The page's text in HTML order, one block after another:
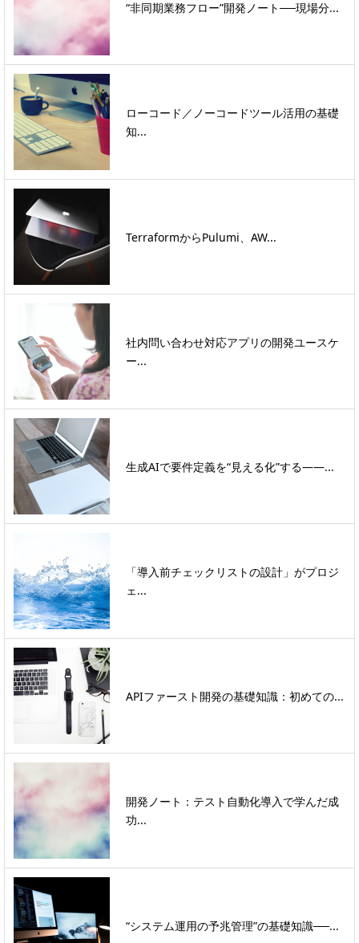
“非同期業務フロー”開発ノート──現場分...
ローコード／ノーコードツール活用の基礎
知...
TerraformからPulumi、AW...
社内問い合わせ対応アプリの開発ユースケ
ー...
生成AIで要件定義を“見える化”する――...
「導入前チェックリストの設計」がプロジ
ェ...
APIファースト開発の基礎知識：初めての...
開発ノート：テスト自動化導入で学んだ成
功...
“システム運用の予兆管理”の基礎知識──...